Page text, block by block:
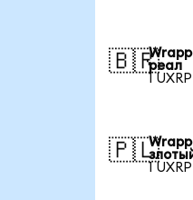
🇧🇷реал
1
🇵🇱
1